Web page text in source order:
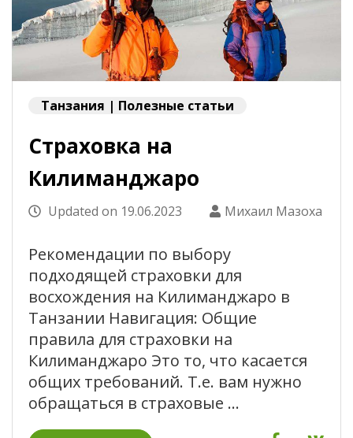
Танзания | Полезные статьи
Страховка на
Килиманджаро
Updated on 19.06.2023 Михаил Мазоха
Рекомендации по выбору
подходящей страховки для
восхождения на Килиманджаро в
Танзании Навигация: Общие
правила для страховки на
Килиманджаро Это то, что касается
общих требований. Т.е. вам нужно
обращаться в страховые …